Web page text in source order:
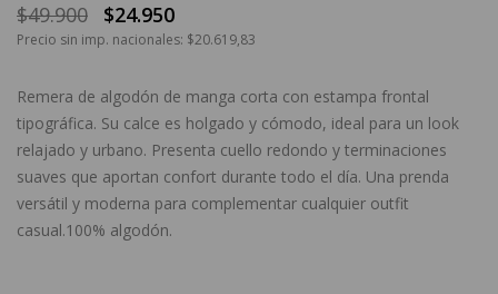
$49.900 $24.950
Precio sin imp. nacionales: $20.619,83
Remera de algodón de manga corta con estampa frontal
tipográfica. Su calce es holgado y cómodo, ideal para un look
relajado y urbano. Presenta cuello redondo y terminaciones
suaves que aportan confort durante todo el día. Una prenda
versátil y moderna para complementar cualquier outfit
casual.100% algodón.